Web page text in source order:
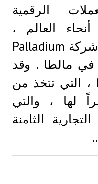
الرقمية
العالم ،
استثمرت مؤخرا في شركة Palladium
في مالطا . وقد
اشترت شركة Bittrex ، التي تتخذ من
لها ، والتي
الثامنة